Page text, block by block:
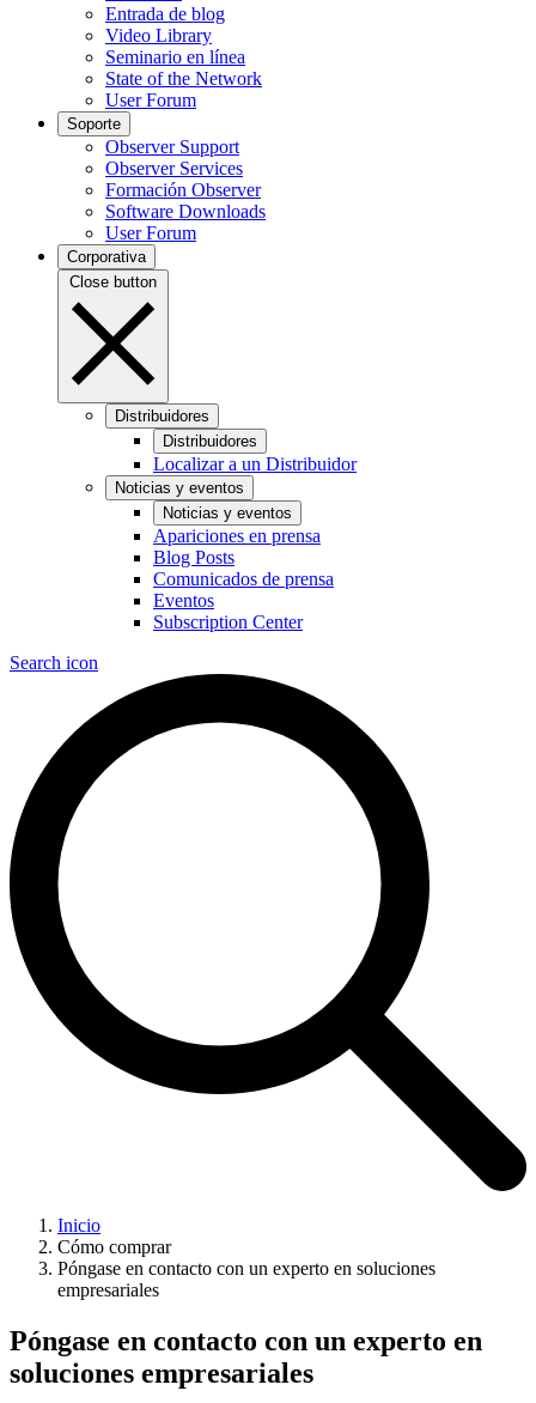
Entrada de blog
Video Library
Seminario en línea
State of the Network
User Forum
Soporte
Observer Support
Observer Services
Formación Observer
Software Downloads
User Forum
Corporativa
Close button
Distribuidores
Distribuidores
Localizar a un Distribuidor
Noticias y eventos
Noticias y eventos
Apariciones en prensa
Blog Posts
Comunicados de prensa
Eventos
Subscription Center
Search icon
Inicio
Cómo comprar
Póngase en contacto con un experto en soluciones
empresariales
Póngase en contacto con un experto en
soluciones empresariales